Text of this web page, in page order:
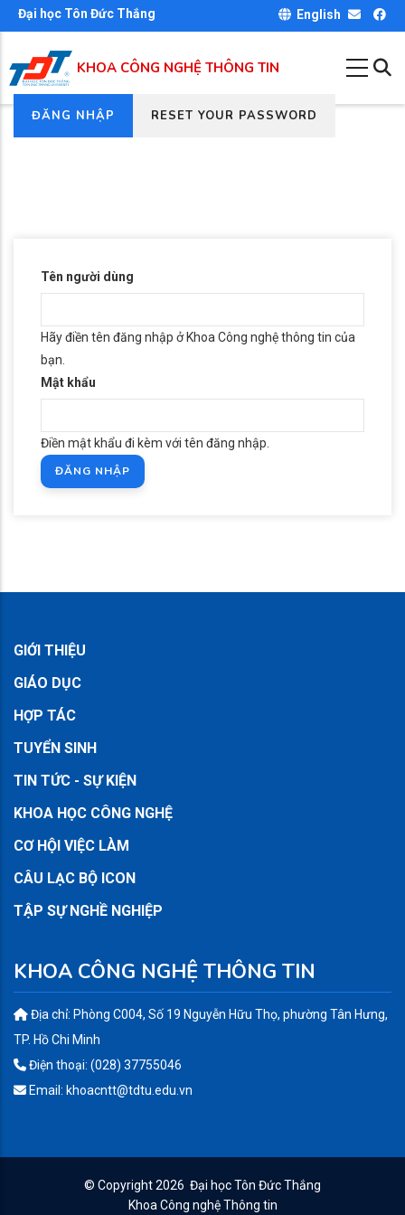
Nhảy
đến
dung
Đại học Tôn Đức Thắng English
KHOA CÔNG NGHỆ THÔNG TIN
Primary
ĐĂNG NHẬP
HOẠT
RESET YOUR PASSWORD
Tên người dùng
Hãy điền tên đăng nhập ở Khoa Công nghệ thông tin của
bạn.
Mật khẩu
Điền mật khẩu đi kèm với tên đăng nhập.
GIỚI THIỆU
GIÁO DỤC
HỢP TÁC
TUYỂN SINH
TIN TỨC - SỰ KIỆN
KHOA HỌC CÔNG NGHỆ
CƠ HỘI VIỆC LÀM
CÂU LẠC BỘ ICON
TẬP SỰ NGHỀ NGHIỆP
KHOA CÔNG NGHỆ THÔNG TIN
Địa chỉ: Phòng C004, Số 19 Nguyễn Hữu Thọ, phường Tân Hưng,
TP. Hồ Chi Minh
Điện thoại: (028) 37755046
Email: khoacntt@tdtu.edu.vn
© Copyright2026 Đại học Tôn Đức Thắng
Khoa Công nghệ Thông tin